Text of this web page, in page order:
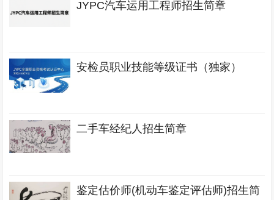
JYPC汽车运用工程师招生简章
安检员职业技能等级证书（独家）
二手车经纪人招生简章
鉴定估价师(机动车鉴定评估师)招生简